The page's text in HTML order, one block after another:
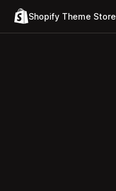
Shopify Theme Store